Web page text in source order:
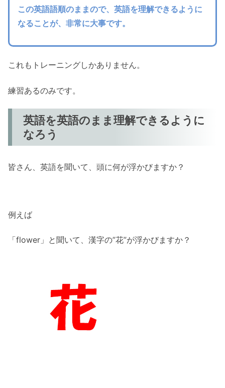
この英語語順のままので、英語を理解できるように
なることが、非常に大事です。
これもトレーニングしかありません。
練習あるのみです。
英語を英語のまま理解できるように
なろう
皆さん、英語を聞いて、頭に何が浮かびますか？
例えば
「flower」 と聞いて、漢字の”花”が浮かびますか？